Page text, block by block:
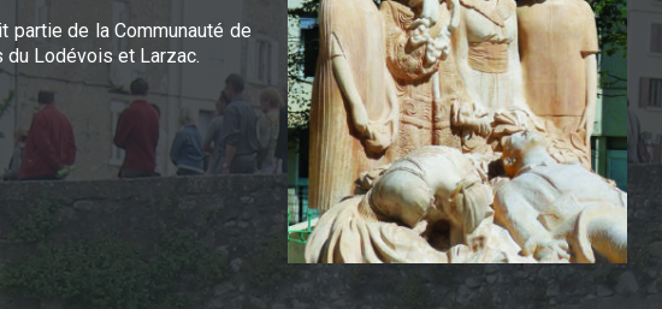
partie de la Communauté de
du Lodévois et Larzac.